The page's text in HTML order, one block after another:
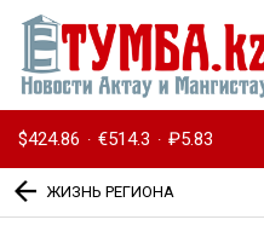
$424.86 · €514.3 · ₽5.83
ЖИЗНЬ РЕГИОНА